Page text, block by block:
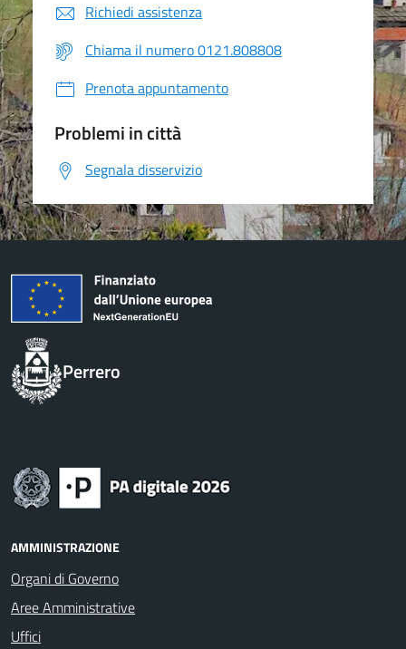
Richiedi assistenza
Chiama il numero 0121.808808
Prenota appuntamento
Problemi in città
Segnala disservizio
Perrero
AMMINISTRAZIONE
Organi di Governo
Aree Amministrative
Uffici